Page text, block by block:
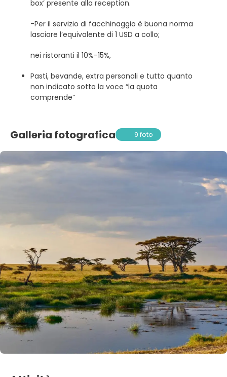
box’ presente alla reception.
-Per il servizio di facchinaggio è buona norma
lasciare l’equivalente di 1 USD a collo;
nei ristoranti il 10%-15%,
Pasti, bevande, extra personali e tutto quanto
non indicato sotto la voce “la quota
comprende”
Galleria fotografica 9 foto